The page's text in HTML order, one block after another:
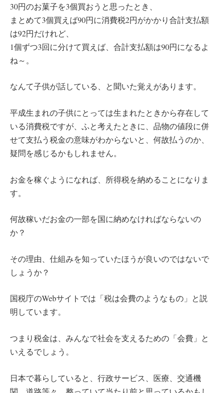
30円のお菓子を3個買おうと思ったとき、
まとめて3個買えば90円に消費税2円がかかり合計支払額
は92円だけれど、
1個ずつ3回に分けて買えば、合計支払額は90円になるよ
ね～。
なんて子供が話している、と聞いた覚えがあります。
平成生まれの子供にとっては生まれたときから存在して
いる消費税ですが、ふと考えたときに、品物の値段に併
せて支払う税金の意味がわからないと、何故払うのか、
疑問を感じるかもしれません。
お金を稼ぐようになれば、所得税を納めることになりま
す。
何故稼いだお金の一部を国に納めなければならないの
か？
その理由、仕組みを知っていたほうが良いのではないで
しょうか？
国税庁のWebサイトでは「税は会費のようなもの」と説
明しています。
つまり税金は、みんなで社会を支えるための「会費」と
いえるでしょう。
日本で暮らしていると、行政サービス、医療、交通機